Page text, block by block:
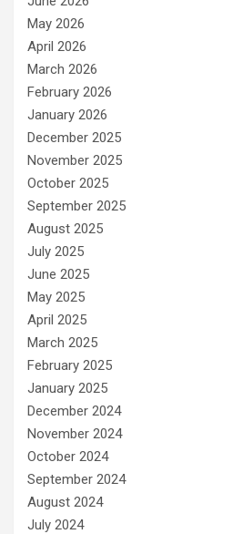
May 2026
April 2026
March 2026
February 2026
January 2026
December 2025
November 2025
October 2025
September 2025
August 2025
July 2025
June 2025
May 2025
April 2025
March 2025
February 2025
January 2025
December 2024
November 2024
October 2024
September 2024
August 2024
July 2024